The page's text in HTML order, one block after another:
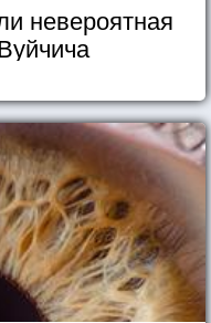
невероятная